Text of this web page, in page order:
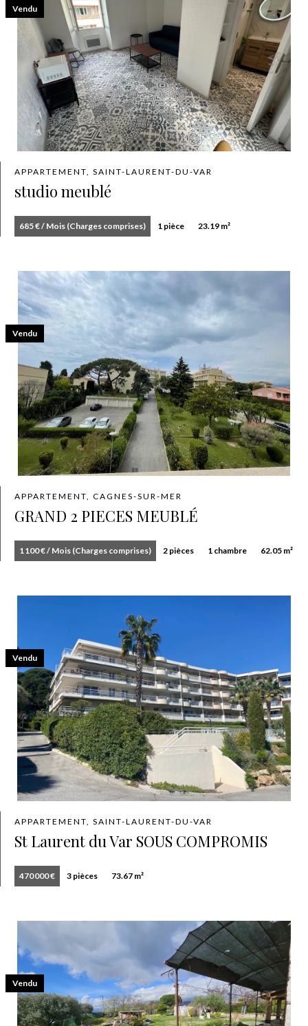
APPARTEMENT, SAINT-LAURENT-DU-VAR
studio meublé
685 € / Mois (Charges comprises) 1 pièce 23.19 m²
Vendu
APPARTEMENT, CAGNES-SUR-MER
GRAND 2 PIECES MEUBLÉ
1 100 € / Mois (Charges comprises) 2 pièces 1 chambre 62.05 m²
Vendu
APPARTEMENT, SAINT-LAURENT-DU-VAR
St Laurent du Var SOUS COMPROMIS
470 000 € 3 pièces 73.67 m²
Vendu
Vendu